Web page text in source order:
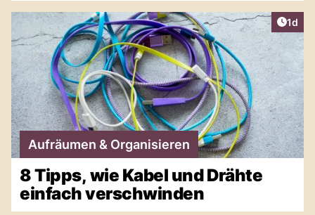
1d
Aufräumen & Organisieren
8 Tipps, wie Kabel und Drähte
einfach verschwinden